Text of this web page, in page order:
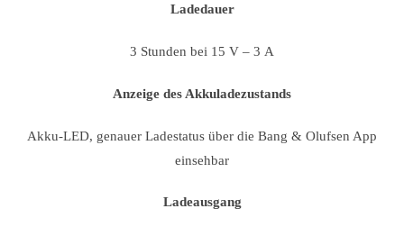
Ladedauer
3 Stunden bei 15 V – 3 A
Anzeige des Akkuladezustands
Akku-LED, genauer Ladestatus über die Bang & Olufsen App
einsehbar
Ladeausgang